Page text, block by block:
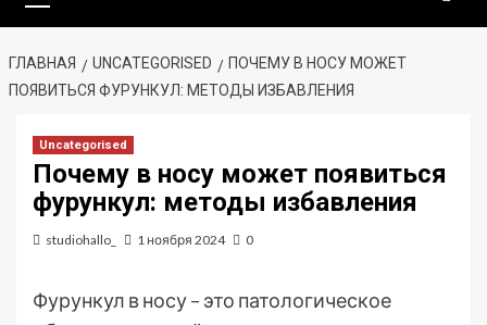
ГЛАВНАЯ UNCATEGORISED
ПОЧЕМУ В НОСУ МОЖЕТ
ПОЯВИТЬСЯ ФУРУНКУЛ: МЕТОДЫ ИЗБАВЛЕНИЯ
Uncategorised
Почему в носу может появиться
фурункул: методы избавления
studiohallo_ 1 ноября 2024 0
Фурункул в носу – это патологическое